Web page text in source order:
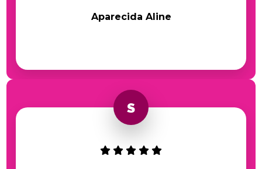
Aparecida Aline